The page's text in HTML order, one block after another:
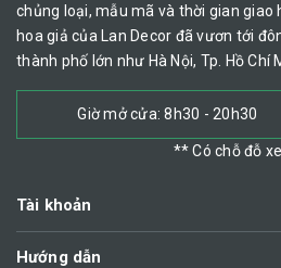
chủng loại, mẫu mã và thời gian giao
hoa giả của Lan Decor đã vươn tới
thành phố lớn như Hà Nội, Tp. Hồ Chí
Giờ mở cửa: 8h30 - 20h30
** Có chỗ đỗ
Tài khoản
Hướng dẫn